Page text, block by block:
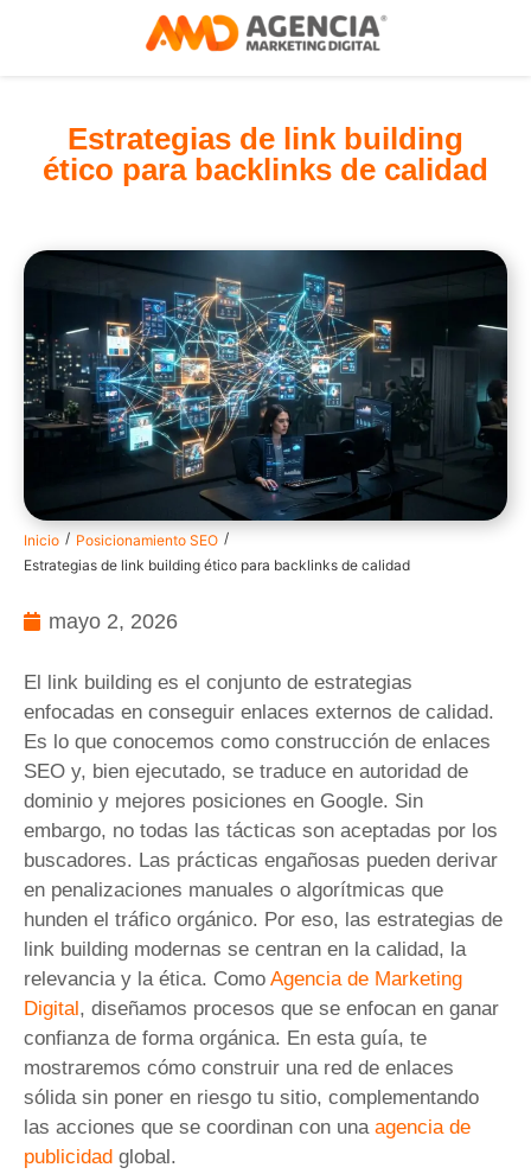
Estrategias de link building
ético para backlinks de calidad
Inicio / Posicionamiento SEO /
Estrategias de link building ético para backlinks de calidad
mayo 2, 2026
El link building es el conjunto de estrategias
enfocadas en conseguir enlaces externos de calidad.
Es lo que conocemos como construcción de enlaces
SEO y, bien ejecutado, se traduce en autoridad de
dominio y mejores posiciones en Google. Sin
embargo, no todas las tácticas son aceptadas por los
buscadores. Las prácticas engañosas pueden derivar
en penalizaciones manuales o algorítmicas que
hunden el tráfico orgánico. Por eso, las estrategias de
link building modernas se centran en la calidad, la
relevancia y la ética. Como Agencia de Marketing
Digital, diseñamos procesos que se enfocan en ganar
confianza de forma orgánica. En esta guía, te
mostraremos cómo construir una red de enlaces
sólida sin poner en riesgo tu sitio, complementando
las acciones que se coordinan con una agencia de
publicidad global.